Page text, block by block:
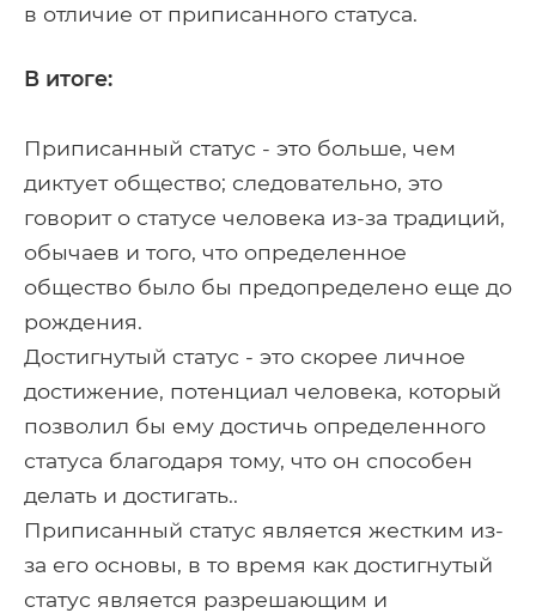
в отличие от приписанного статуса.
В итоге:
Приписанный статус - это больше, чем
диктует общество; следовательно, это
говорит о статусе человека из-за традиций,
обычаев и того, что определенное
общество было бы предопределено еще до
рождения.
Достигнутый статус - это скорее личное
достижение, потенциал человека, который
позволил бы ему достичь определенного
статуса благодаря тому, что он способен
делать и достигать..
Приписанный статус является жестким из-
за его основы, в то время как достигнутый
статус является разрешающим и